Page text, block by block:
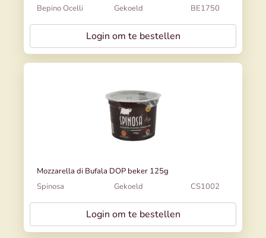
Bepino Ocelli
Gekoeld BE1750
Login om te bestellen
Mozzarella di Bufala DOP beker 125g
Spinosa
Gekoeld CS1002
Login om te bestellen